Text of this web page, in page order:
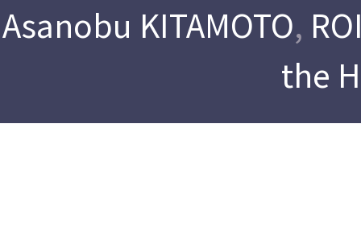
Asanobu KITAMOTO,
the